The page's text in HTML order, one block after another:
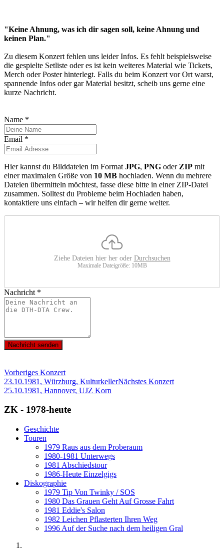
"Keine Ahnung, was ich dir sagen soll, keine Ahnung und
keinen Plan."
Zu diesem Konzert fehlen uns leider Infos. Es fehlt beispielsweise
die gespielte Setliste oder es ist kein weiteres Material wie Tickets,
Merch oder Poster hinterlegt. Falls du beim Konzert vor Ort warst,
spannende Infos oder gar Material besitzt, scheib uns gerne eine
kurze Nachricht.
Name *
Email *
Hier kannst du Bilddateien im Format JPG, PNG oder ZIP mit
einer maximalen Größe von 10 MB hochladen. Wenn du mehrere
Dateien übermitteln möchtest, fasse diese bitte in einer ZIP-Datei
zusammen. Solltest du Probleme beim Hochladen haben,
kontaktiere uns einfach – wir helfen dir gerne weiter.
Ziehe Dateien hier her oder Durchsuchen
Maximale Dateigröße: 10MB
Nachricht *
Nachricht senden
Vorheriges Konzert
23.10.1981, Würzburg, KulturkellerNächstes Konzert
25.10.1981, Hannover, UJZ Korn
ZK - 1978-heute
Geschichte
Touren
1979 Raus aus dem Proberaum
1980-1981 Unterwegs
1981 Abschiedstour
1986-Heute Einzelgigs
Diskographie
1979 Tip Von Twinky / SOS
1980 Das Grauen Geht Auf Grosse Fahrt
1981 Eddie's Salon
1982 Leichen Pflasterten Ihren Weg
1996 Auf der Suche nach dem heiligen Gral